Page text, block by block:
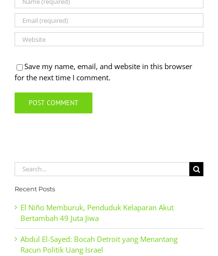
Save my name, email, and website in this browser
for the next time I comment.
Search
for:
Recent Posts
El Niño Memburuk, Penduduk Kelaparan Akut
Bertambah 49 Juta Jiwa
Abdul El-Sayed: Bocah Detroit yang Menantang
Racun Politik Uang Israel